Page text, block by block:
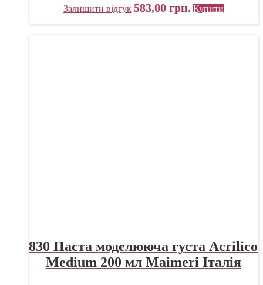
Залишити відгук 583,00 грн. Купити
830 Паста моделююча густа Acrilico
Medium 200 мл Maimeri Італія